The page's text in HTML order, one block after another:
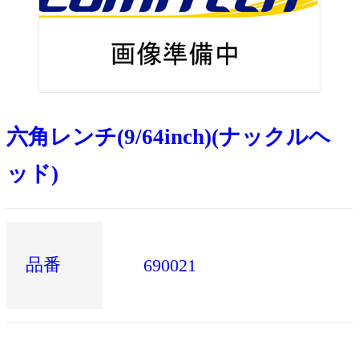
六角レンチ(9/64inch)(ナックルヘ
ッド)
品番 690021